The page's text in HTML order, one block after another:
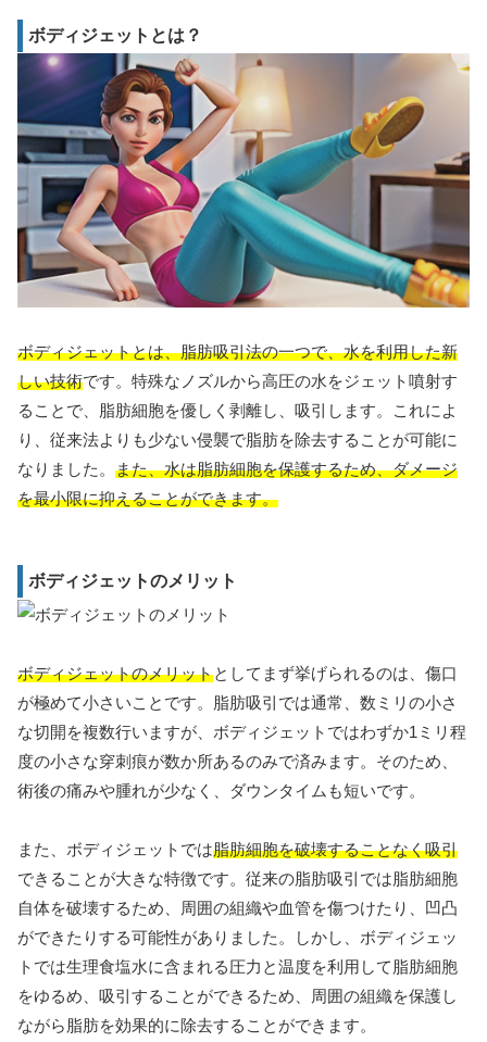
ボディジェットとは？
ボディジェットとは、脂肪吸引法の一つで、水を利用した新
しい技術です。特殊なノズルから高圧の水をジェット噴射す
ることで、脂肪細胞を優しく剥離し、吸引します。これによ
り、従来法よりも少ない侵襲で脂肪を除去することが可能に
なりました。 また、水は脂肪細胞を保護するため、ダメージ
を最小限に抑えることができます。
ボディジェットのメリット
ボディジェットのメリットとしてまず挙げられるのは、傷口
が極めて小さいことです。脂肪吸引では通常、数ミリの小さ
な切開を複数行いますが、ボディジェットではわずか1ミリ程
度の小さな穿刺痕が数か所あるのみで済みます。そのため、
術後の痛みや腫れが少なく、ダウンタイムも短いです。
また、ボディジェットでは脂肪細胞を破壊することなく吸引
できることが大きな特徴です。従来の脂肪吸引では脂肪細胞
自体を破壊するため、周囲の組織や血管を傷つけたり、凹凸
ができたりする可能性がありました。しかし、ボディジェッ
トでは生理食塩水に含まれる圧力と温度を利用して脂肪細胞
をゆるめ、吸引することができるため、周囲の組織を保護し
ながら脂肪を効果的に除去することができます。